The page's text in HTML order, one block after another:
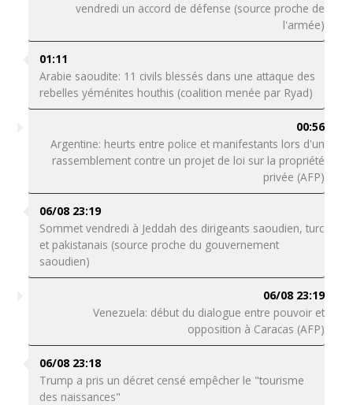
vendredi un accord de défense (source proche de
l'armée)
01:11
Arabie saoudite: 11 civils blessés dans une attaque des
rebelles yéménites houthis (coalition menée par Ryad)
00:56
Argentine: heurts entre police et manifestants lors d'un
rassemblement contre un projet de loi sur la propriété
privée (AFP)
06/08 23:19
Sommet vendredi à Jeddah des dirigeants saoudien, turc
et pakistanais (source proche du gouvernement
saoudien)
06/08 23:19
Venezuela: début du dialogue entre pouvoir et
opposition à Caracas (AFP)
06/08 23:18
Trump a pris un décret censé empêcher le "tourisme
des naissances"